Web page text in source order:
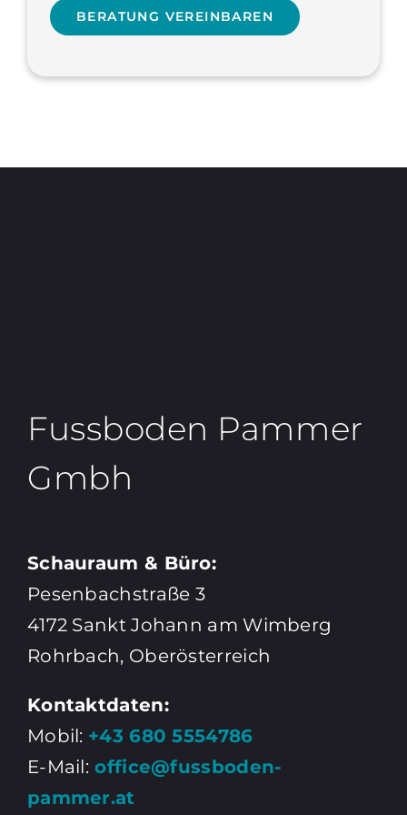
BERATUNG VEREINBAREN
Fussboden Pammer
Gmbh
Schauraum & Büro:
Pesenbachstraße 3
4172 Sankt Johann am Wimberg
Rohrbach, Oberösterreich
Kontaktdaten:
Mobil: +43 680 5554786
E-Mail: office@fussboden-
pammer.at